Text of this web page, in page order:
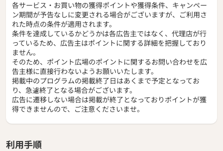
各サービス・お買い物の獲得ポイントや獲得条件、キャンペー
ン期間が予告なしに変更される場合がございますが、ご利用さ
れた時点の条件が適用されます。
条件を達成しているかどうかは各広告主ではなく、代理店が行
っているため、広告主はポイントに関する詳細を把握しており
ません。
そのため、ポイント広場のポイントに関するお問い合わせを広
告主様に直接行わないようお願いいたします。
掲載中のプログラムの掲載終了日はあくまで予定となってお
り、急遽終了となる場合がございます。
広告に遷移しない場合は掲載が終了となっておりポイントが獲
得できませんので、ご注意くださいませ。
利用手順